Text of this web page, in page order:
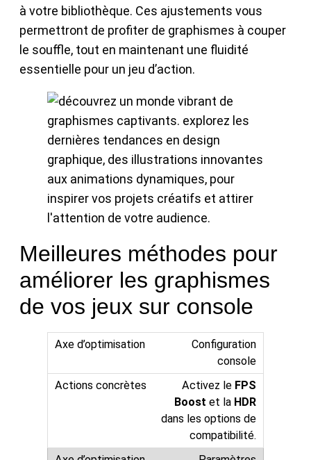
à votre bibliothèque. Ces ajustements vous
permettront de profiter de graphismes à couper
le souffle, tout en maintenant une fluidité
essentielle pour un jeu d’action.
Meilleures méthodes pour
améliorer les graphismes
de vos jeux sur console
Configuration
console
Activez le FPS
Boost et la HDR
dans les options de
compatibilité.